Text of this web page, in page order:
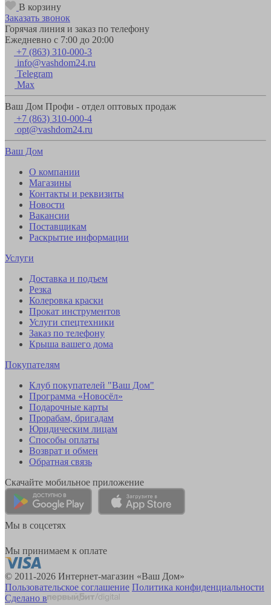
В корзину
Заказать звонок
Горячая линия и заказ по телефону
Ежедневно с 7:00 до 20:00
+7 (863) 310-000-3
info@vashdom24.ru
Telegram
Max
Ваш Дом Профи - отдел оптовых продаж
+7 (863) 310-000-4
opt@vashdom24.ru
Ваш Дом
О компании
Магазины
Контакты и реквизиты
Новости
Вакансии
Поставщикам
Раскрытие информации
Услуги
Доставка и подъем
Резка
Колеровка краски
Прокат инструментов
Услуги спецтехники
Заказ по телефону
Крыша вашего дома
Покупателям
Клуб покупателей "Ваш Дом"
Программа «Новосёл»
Подарочные карты
Прорабам, бригадам
Юридическим лицам
Способы оплаты
Возврат и обмен
Обратная связь
Скачайте мобильное приложение
Мы в соцсетях
Мы принимаем к оплате
© 2011-2026 Интернет-магазин «Ваш Дом»
Пользовательское соглашение Политика конфиденциальности
Сделано в